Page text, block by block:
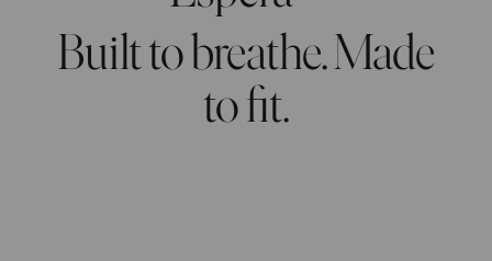
Built to breathe. Made
to fit.